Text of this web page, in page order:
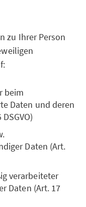
zu Ihrer Person
beim
Daten und deren
Daten (Art.
verarbeiteter
Daten (Art. 17